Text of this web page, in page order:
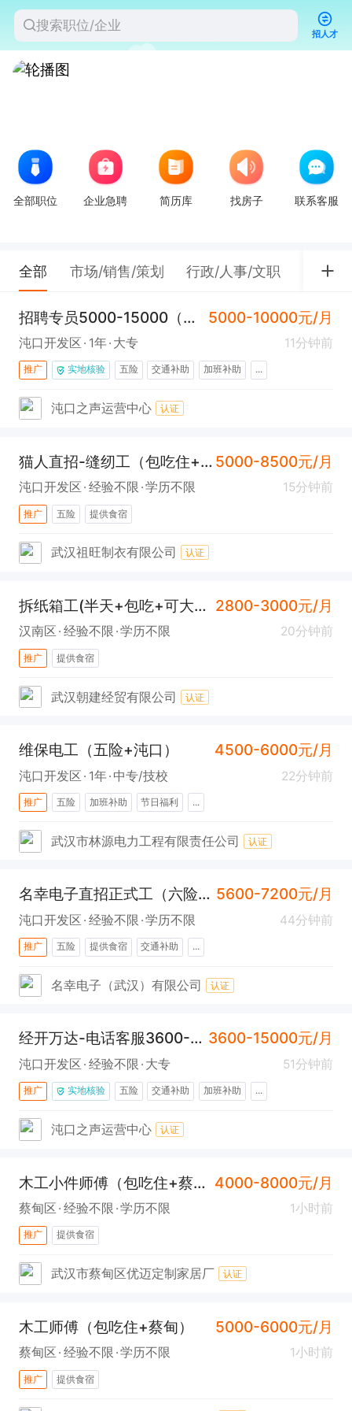
招人才
全部职位 企业急聘 简历库 找房子 联系客服
全部 市场/销售/策划 行政/人事/文职 餐饮/
招聘专员5000-15000（离家近+氛围好+上升空间大) 5000-10000元/月
沌口开发区 1年 大专 11分钟前
推广 实地核验 五险 交通补助 加班补助 ...
沌口之声运营中心 认证
猫人直招-缝纫工（包吃住+五险） 5000-8500元/月
沌口开发区 经验不限 学历不限 15分钟前
推广 五险 提供食宿
武汉祖旺制衣有限公司 认证
拆纸箱工(半天+包吃+可大龄+汉南) 2800-3000元/月
汉南区 经验不限 学历不限 20分钟前
推广 提供食宿
武汉朝建经贸有限公司 认证
维保电工（五险+沌口） 4500-6000元/月
沌口开发区 1年 中专/技校 22分钟前
推广 五险 加班补助 节日福利 ...
武汉市林源电力工程有限责任公司 认证
名幸电子直招正式工（六险一金+包吃住) 5600-7200元/月
沌口开发区 经验不限 学历不限 44分钟前
推广 五险 提供食宿 交通补助 ...
名幸电子（武汉）有限公司 认证
经开万达-电话客服3600-15000（车都快聘平台销售顾问） 3600-15000元/月
沌口开发区 经验不限 大专 51分钟前
推广 实地核验 五险 交通补助 加班补助 ...
沌口之声运营中心 认证
木工小件师傅（包吃住+蔡甸） 4000-8000元/月
蔡甸区 经验不限 学历不限 1小时前
推广 提供食宿
武汉市蔡甸区优迈定制家居厂 认证
木工师傅（包吃住+蔡甸） 5000-6000元/月
蔡甸区 经验不限 学历不限 1小时前
推广 提供食宿